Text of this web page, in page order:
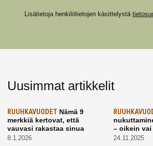
Lisätietoja henkilötietojen käsittelystä
Uusimmat artikkelit
RUUHKAVUODET Nämä 9
merkkiä kertovat, että
vauvasi rakastaa sinua
8.1.2026
– oikein vai
24.11.2025